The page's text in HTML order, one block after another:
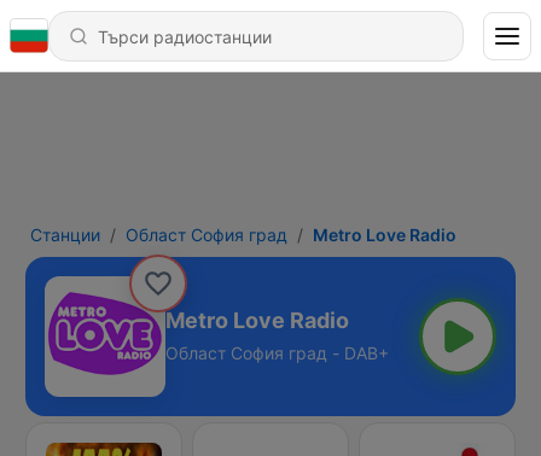
Станции Област София град Metro Love Radio
Metro Love Radio
Област София град - DAB+